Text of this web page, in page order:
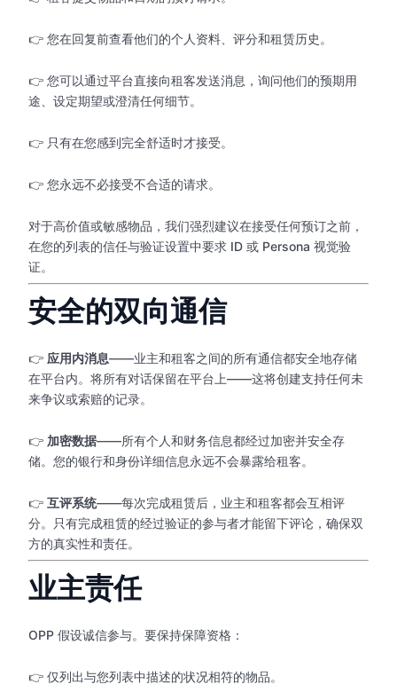
👉 您在回复前查看他们的个人资料、评分和租赁历史。
👉 您可以通过平台直接向租客发送消息，询问他们的预期用
途、设定期望或澄清任何细节。
👉 只有在您感到完全舒适时才接受。
👉 您永远不必接受不合适的请求。
对于高价值或敏感物品，我们强烈建议在接受任何预订之前，
在您的列表的信任与验证设置中要求 ID 或 Persona 视觉验
证。
安全的双向通信
👉 应用内消息——业主和租客之间的所有通信都安全地存储
在平台内。将所有对话保留在平台上——这将创建支持任何未
来争议或索赔的记录。
👉 加密数据——所有个人和财务信息都经过加密并安全存
储。您的银行和身份详细信息永远不会暴露给租客。
👉 互评系统——每次完成租赁后，业主和租客都会互相评
分。只有完成租赁的经过验证的参与者才能留下评论，确保双
方的真实性和责任。
业主责任
OPP 假设诚信参与。要保持保障资格：
👉 仅列出与您列表中描述的状况相符的物品。